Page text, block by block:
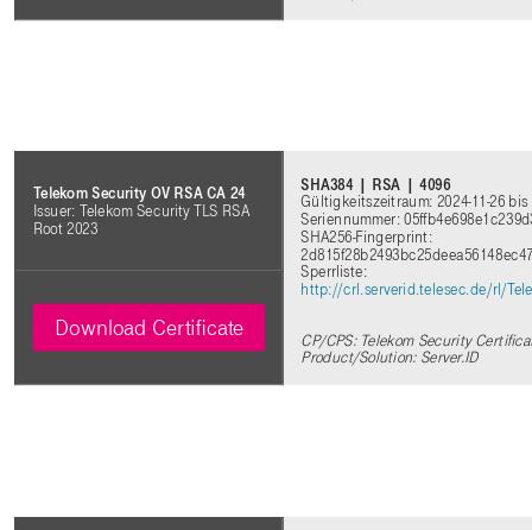
Telekom Security OV RSA CA 24
Issuer: Telekom Security TLS RSA
Root 2023
SHA384 | RSA | 4096
Gültigkeitszeitraum: 2024-11-26 bis
Seriennummer:
SHA256-Fingerprint:
Sperrliste:
http://crl.serverid.telesec.de/rl/
CP/CPS: Telekom Security
Product/Solution: Server.ID
Download Certificate